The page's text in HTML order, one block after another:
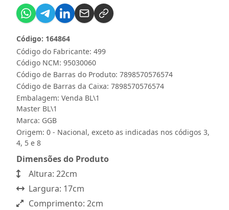
Código do Fabricante: 499
Código: 164864
Código NCM: 95030060
Código de Barras do Produto: 7898570576574
Código de Barras da Caixa: 7898570576574
Embalagem: Venda BL\1
Master BL\1
Marca: GGB
Origem: 0 - Nacional, exceto as indicadas nos códigos 3,
4, 5 e 8
Dimensões do Produto
Altura: 22cm
Largura: 17cm
Comprimento: 2cm